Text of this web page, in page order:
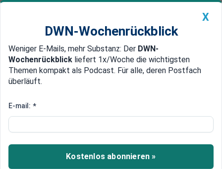
Newsticker MEIN DWN: Geldanlage Premium
Edelmetalle DWN-Magazin China
GfK-Konsumklima: Droht ein
Viele Händler blicken vor den Feiertagen
skeptisch nach vorn. Aktuelle Umfragen zur
X
DWN-Wochenrückblick
Weniger E-Mails, mehr Substanz: Der DWN-
Wochenrückblick liefert 1x/Woche die wichtigsten
Themen kompakt als Podcast. Für alle, deren Postfach
überläuft.
E-mail: *
Kostenlos abonnieren »